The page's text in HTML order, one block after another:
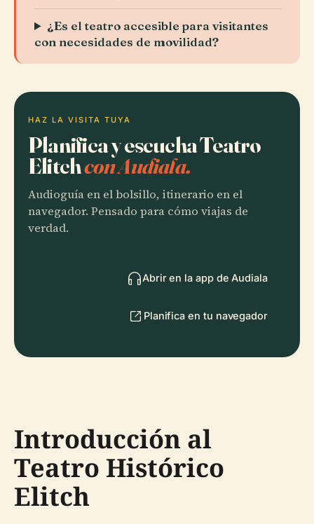
¿Es el teatro accesible para visitantes
con necesidades de movilidad?
HAZ LA VISITA TUYA
Planifica y escucha Teatro
Elitchcon Audiala.
Audioguía en el bolsillo, itinerario en el
navegador. Pensado para cómo viajas de
verdad.
Abrir en la app de Audiala
Planifica en tu navegador
Introducción al
Teatro Histórico
Elitch